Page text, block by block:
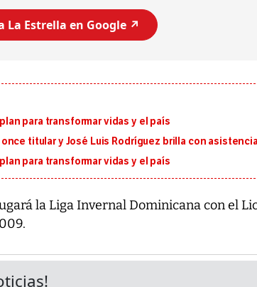
La Estrella en Google ↗️
para transformar vidas y el país
titular y José Luis Rodríguez brilla con asistencia
para transformar vidas y el país
la Liga Invernal Dominicana con el
7,1 se registró este martes 28
emergencia de gran